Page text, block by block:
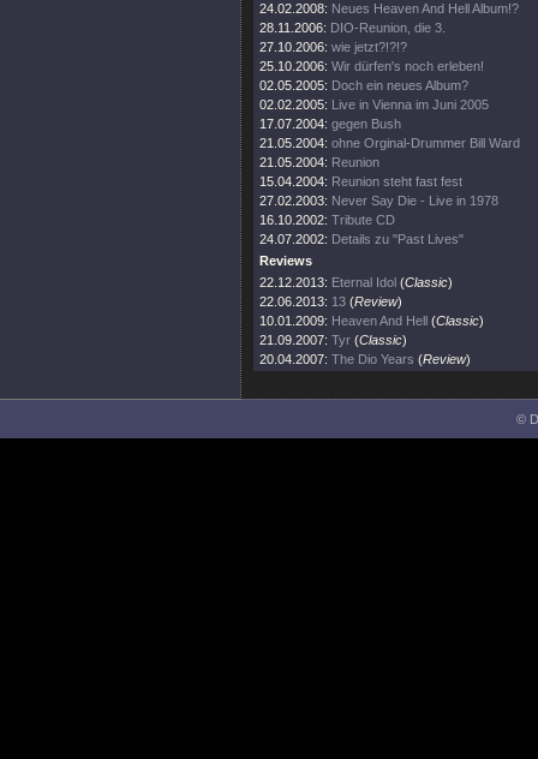
24.02.2008: Neues Heaven And Hell Album!?
28.11.2006: DIO-Reunion, die 3.
27.10.2006: wie jetzt?!?!?
25.10.2006: Wir dürfen's noch erleben!
02.05.2005: Doch ein neues Album?
02.02.2005: Live in Vienna im Juni 2005
17.07.2004: gegen Bush
21.05.2004: ohne Orginal-Drummer Bill Ward
21.05.2004: Reunion
15.04.2004: Reunion steht fast fest
27.02.2003: Never Say Die - Live in 1978
16.10.2002: Tribute CD
24.07.2002: Details zu "Past Lives"
Reviews
22.12.2013: Eternal Idol (Classic)
22.06.2013: 13 (Review)
10.01.2009: Heaven And Hell (Classic)
21.09.2007: Tyr (Classic)
20.04.2007: The Dio Years (Review)
©